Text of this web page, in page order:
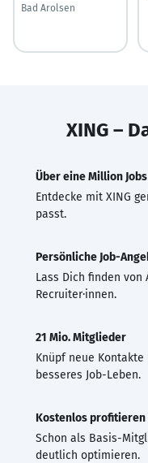
Bad Arolsen
XING –
Über eine Million Jobs
Entdecke mit XING
passt.
Persönliche Job-
Lass Dich finden von
Recruiter·innen.
21 Mio. Mitglieder
Knüpf neue
besseres Job-Leben.
Kostenlos profitieren
Schon als Basis-
deutlich optimieren.